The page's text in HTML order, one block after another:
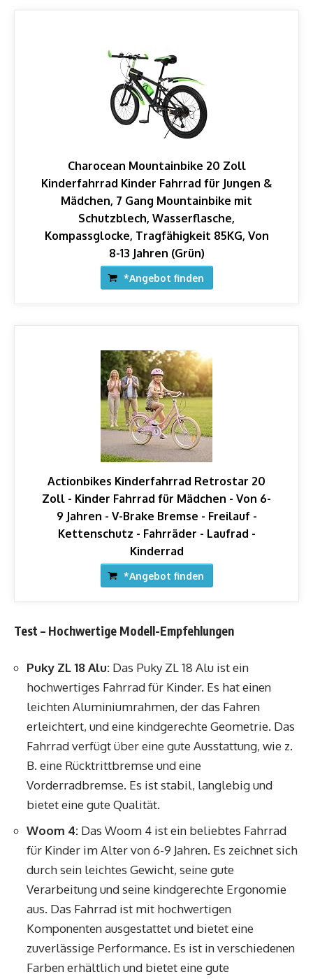
Charocean Mountainbike 20 Zoll
Kinderfahrrad Kinder Fahrrad für Jungen &
Mädchen, 7 Gang Mountainbike mit
Schutzblech, Wasserflasche,
Kompassglocke, Tragfähigkeit 85KG, Von
8-13 Jahren (Grün)
*Angebot finden
Actionbikes Kinderfahrrad Retrostar 20
Zoll - Kinder Fahrrad für Mädchen - Von 6-
9 Jahren - V-Brake Bremse - Freilauf -
Kettenschutz - Fahrräder - Laufrad -
Kinderrad
*Angebot finden
Test – Hochwertige Modell-Empfehlungen
Puky ZL 18 Alu: Das Puky ZL 18 Alu ist ein
hochwertiges Fahrrad für Kinder. Es hat einen
leichten Aluminiumrahmen, der das Fahren
erleichtert, und eine kindgerechte Geometrie. Das
Fahrrad verfügt über eine gute Ausstattung, wie z.
B. eine Rücktrittbremse und eine
Vorderradbremse. Es ist stabil, langlebig und
bietet eine gute Qualität.
Woom 4: Das Woom 4 ist ein beliebtes Fahrrad
für Kinder im Alter von 6-9 Jahren. Es zeichnet sich
durch sein leichtes Gewicht, seine gute
Verarbeitung und seine kindgerechte Ergonomie
aus. Das Fahrrad ist mit hochwertigen
Komponenten ausgestattet und bietet eine
zuverlässige Performance. Es ist in verschiedenen
Farben erhältlich und bietet eine gute